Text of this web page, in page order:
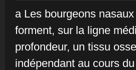
a Les bourgeons
forment, sur la ligne
profondeur, un tissu
indépendant au cours du